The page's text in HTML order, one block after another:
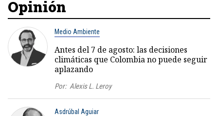
Opinión
Medio Ambiente
Antes del 7 de agosto: las decisiones
climáticas que Colombia no puede seguir
aplazando
Por: Alexis L. Leroy
Asdrúbal Aguiar